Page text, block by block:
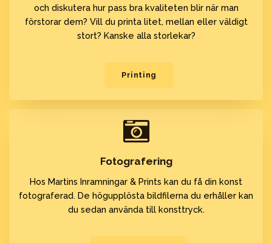
och diskutera hur pass bra kvaliteten blir när man
förstorar dem? Vill du printa litet, mellan eller väldigt
stort? Kanske alla storlekar?
Printing
Fotografering
Hos Martins Inramningar & Prints kan du få din konst
fotograferad. De högupplösta bildfilerna du erhåller kan
du sedan använda till konsttryck.